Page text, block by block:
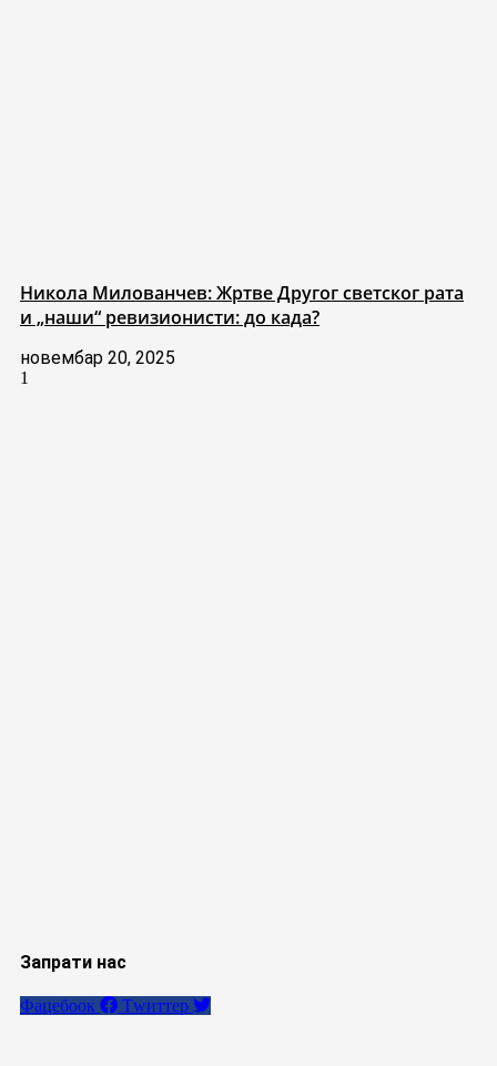
Никола Милованчев: Жртве Другог светског рата
и „наши“ ревизионисти: до када?
новембар 20, 2025
Запрати нас
Фацебоок Тwиттер